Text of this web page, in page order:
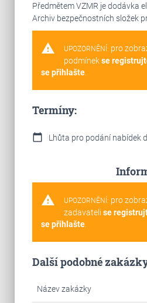
Předmětem VZMR je dodávka
Archiv bezpečnostních složek
warning UPOZORNĚNÍ: pro
podmínekse
se přihlašte.
Termíny:
calendar_today Lhůta pro podání nabídek
warning UPOZORNĚNÍ: pro
zadavateli se
se přihlašte.
Další podobné
Název zakázky